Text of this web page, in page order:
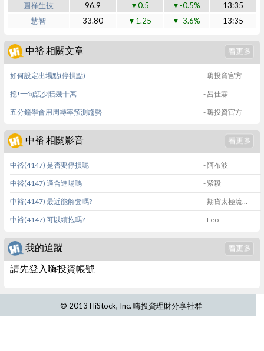
圓祥生技
96.9 ▼0.5 ▼-0.5%
13:35
慧智
33.80 ▼1.25 ▼-3.6% 13:35
中裕 相關文章
- 嗨投資官方
如何設定出場點(停損點)
- 呂佳霖
挖!一句話少賠幾十萬
- 嗨投資官方
五分鐘學會用周轉率預測趨勢
中裕 相關影音
- 阿布波
中裕(4147) 是否要停損呢
- 紫殺
中裕(4147) 適合進場嗎
- 期貨太極流一徐諒諒
中裕(4147) 最近能解套嗎?
- Leo
中裕(4147) 可以續抱嗎?
我的追蹤
請先登入嗨投資帳號
© 2013 HiStock, Inc. 嗨投資理財分享社群